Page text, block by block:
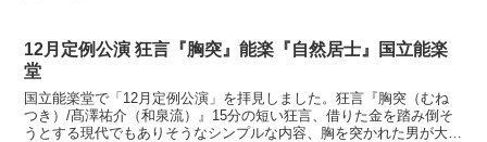
12月定例公演 狂言『胸突』能楽『自然居士』国立能楽
堂
国立能楽堂で「12月定例公演」を拝見しました。狂言『胸突（むね
つき）/髙澤祐介（和泉流）』15分の短い狂言、借りた金を踏み倒そ
うとする現代でもありそうなシンプルな内容、胸を突かれた男が大袈